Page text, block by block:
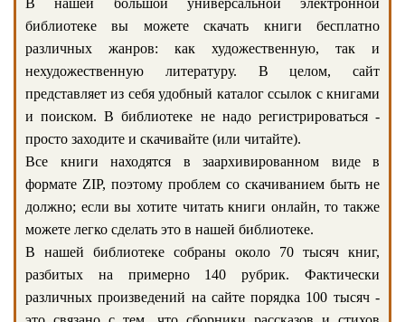
В нашей большой универсальной электронной
библиотеке вы можете скачать книги бесплатно
различных жанров: как художественную, так и
нехудожественную литературу. В целом, сайт
представляет из себя удобный каталог ссылок с книгами
и поиском. В библиотеке не надо регистрироваться -
просто заходите и скачивайте (или читайте).
Все книги находятся в заархивированном виде в
формате ZIP, поэтому проблем со скачиванием быть не
должно; если вы хотите читать книги онлайн, то также
можете легко сделать это в нашей библиотеке.
В нашей библиотеке собраны около 70 тысяч книг,
разбитых на примерно 140 рубрик. Фактически
различных произведений на сайте порядка 100 тысяч -